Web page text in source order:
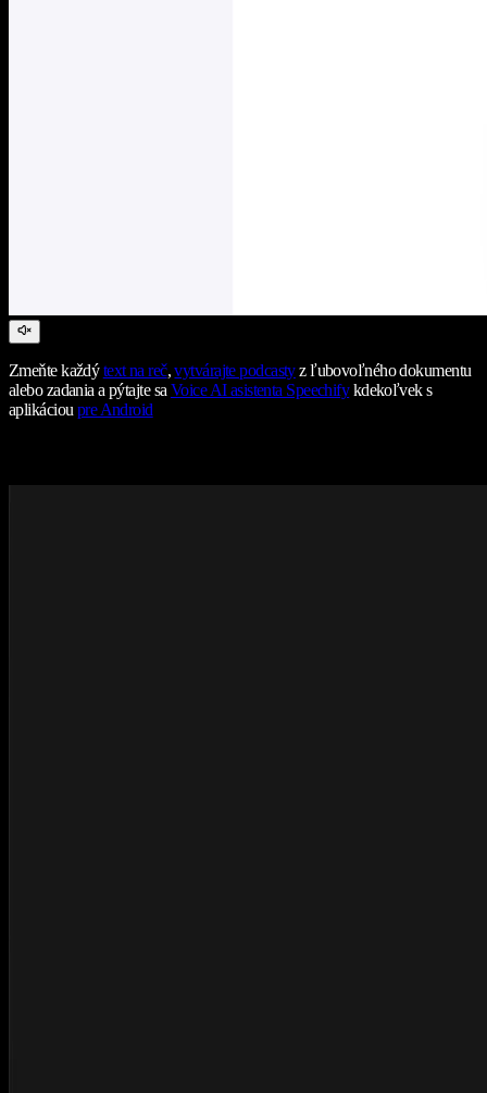
Zmeňte každýtext na reč,vytvárajte podcastyz ľubovoľného dokumentu
alebo zadania a pýtajte saVoice AI asistenta Speechifykdekoľvek s
aplikácioupre Android